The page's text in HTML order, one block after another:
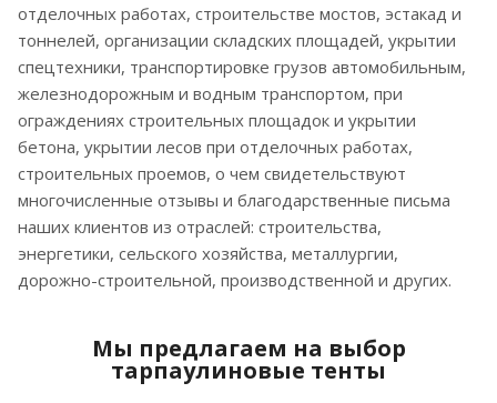
отделочных работах, строительстве мостов, эстакад и
тоннелей, организации складских площадей, укрытии
спецтехники, транспортировке грузов автомобильным,
железнодорожным и водным транспортом, при
ограждениях строительных площадок и укрытии
бетона, укрытии лесов при отделочных работах,
строительных проемов, о чем свидетельствуют
многочисленные отзывы и благодарственные письма
наших клиентов из отраслей: строительства,
энергетики, сельского хозяйства, металлургии,
дорожно-строительной, производственной и других.
Мы предлагаем на выбор
тарпаулиновые тенты